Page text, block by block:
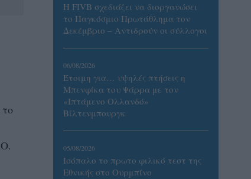
Η FIVB σχεδιάζει να διοργανώσει
το Παγκόσμιο Πρωτάθλημα τον
Δεκέμβριο – Αντιδρούν οι σύλλογοι
06/08/2026
Έτοιμη για… υψηλές πτήσεις η
Μπενφίκα του Ψάρρα με τον
«Ιπτάμενο Ολλανδό»
Βίλτενμπουργκ
05/08/2026
Ισόπαλο το πρωτο φιλικό τεστ της
Εθνικής στο Ουρμπίνο